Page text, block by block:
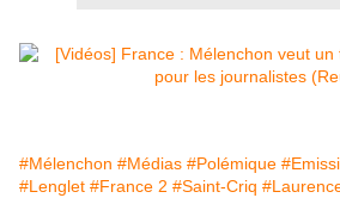
#Mélenchon #Médias #Polémique
#Lenglet #France 2 #Saint-Criq